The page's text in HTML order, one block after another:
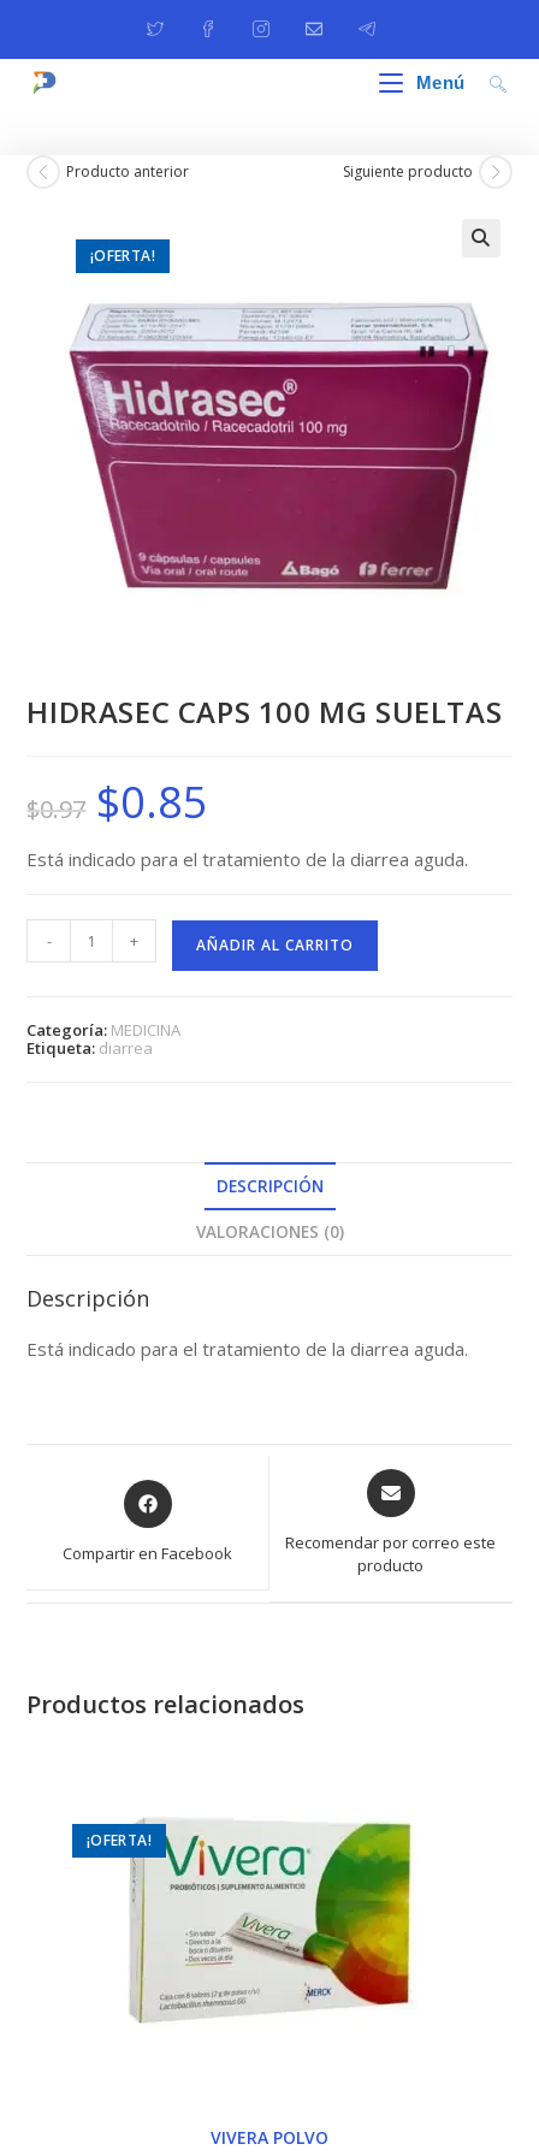
Menú
¡OFERTA!
Producto anterior Siguiente producto
HIDRASEC CAPS 100 MG SUELTAS
$0.97
El
precio
original
$0.97.
$0.85
$0.85.
Está indicado para el tratamiento de la diarrea aguda.
HIDRASEC
CAPS
100
cantidad
- + AÑADIR AL CARRITO
Categoría: MEDICINA
Etiqueta: diarrea
DESCRIPCIÓN
VALORACIONES (0)
Descripción
Está indicado para el tratamiento de la diarrea aguda.
Opens
in
Compartir en Facebook
Opens
in
new
Recomendar por correo este
producto
Productos relacionados
¡OFERTA!
VIVERA POLVO